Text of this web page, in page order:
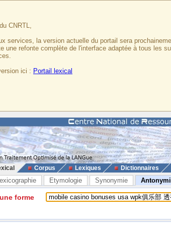
CNRTL,
services, la version actuelle du portail sera
une refonte complète de l'interface adaptée à tous les
ici : Portail lexical
Corpus Lexiques Dictionnaires
Etymologie Synonymie
forme